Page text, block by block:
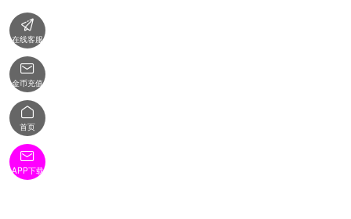

在线客服

金币充值

首页

APP下载